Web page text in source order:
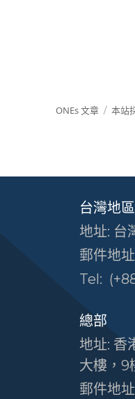
ONEs 文章 本站
台灣地
地址: 台
郵件地
Tel:
總部
地址: 香
大樓，9
郵件地